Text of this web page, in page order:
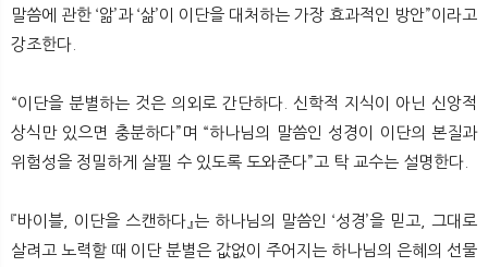
말씀에 관한 ‘앎’과 ‘삶’이 이단을 대처하는 가장 효과적인 방안”이라고
강조한다.
“이단을 분별하는 것은 의외로 간단하다. 신학적 지식이 아닌 신앙적
상식만 있으면 충분하다”며 “하나님의 말씀인 성경이 이단의 본질과
위험성을 정밀하게 살필 수 있도록 도와준다”고 탁 교수는 설명한다.
『바이블, 이단을 스캔하다』는 하나님의 말씀인 ‘성경’을 믿고, 그대로
살려고 노력할 때 이단 분별은 값없이 주어지는 하나님의 은혜의 선물